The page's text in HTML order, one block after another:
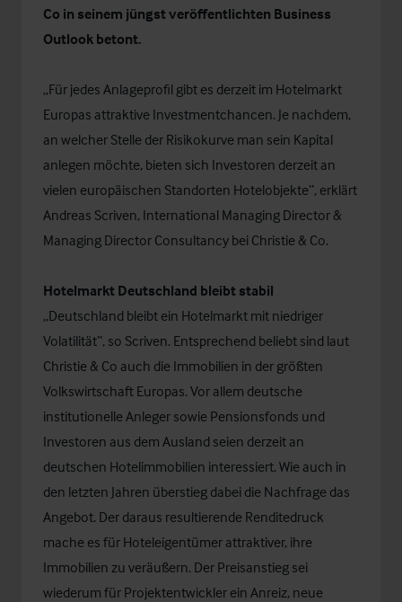
Co in seinem jüngst veröffentlichten Business
Outlook betont.
„Für jedes Anlageprofil gibt es derzeit im Hotelmarkt
Europas attraktive Investmentchancen. Je nachdem,
an welcher Stelle der Risikokurve man sein Kapital
anlegen möchte, bieten sich Investoren derzeit an
vielen europäischen Standorten Hotelobjekte“, erklärt
Andreas Scriven, International Managing Director &
Managing Director Consultancy bei Christie & Co.
Hotelmarkt Deutschland bleibt stabil
„Deutschland bleibt ein Hotelmarkt mit niedriger
Volatilität“, so Scriven. Entsprechend beliebt sind laut
Christie & Co auch die Immobilien in der größten
Volkswirtschaft Europas. Vor allem deutsche
institutionelle Anleger sowie Pensionsfonds und
Investoren aus dem Ausland seien derzeit an
deutschen Hotelimmobilien interessiert. Wie auch in
den letzten Jahren überstieg dabei die Nachfrage das
Angebot. Der daraus resultierende Renditedruck
mache es für Hoteleigentümer attraktiver, ihre
Immobilien zu veräußern. Der Preisanstieg sei
wiederum für Projektentwickler ein Anreiz, neue